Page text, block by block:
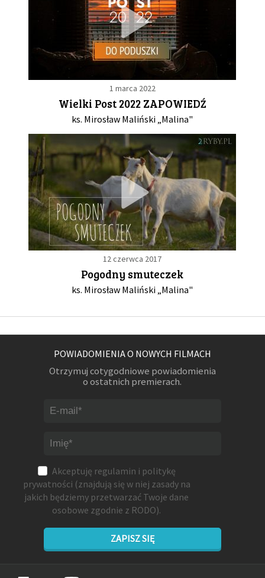
1 marca 2022
Wielki Post 2022 ZAPOWIEDŹ
ks. Mirosław Maliński „Malina"
12 czerwca 2017
Pogodny smuteczek
ks. Mirosław Maliński „Malina"
POWIADOMIENIA O NOWYCH FILMACH
Otrzymuj cotygodniowe powiadomienia
o ostatnich premierach.
Akceptuję regulamin i politykę
prywatności (znajdują się w niej zasady na
jakich będziemy przetwarzać Twoje dane
osobowe zgodnie z RODO).
ZAPISZ SIĘ